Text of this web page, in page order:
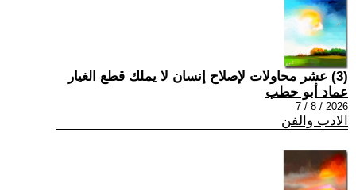
(3) عشر محاولات لإصلاح إنسان لا يملك قطع الغيار
عماد أبو حطب
2026 / 8 / 7
الادب والفن